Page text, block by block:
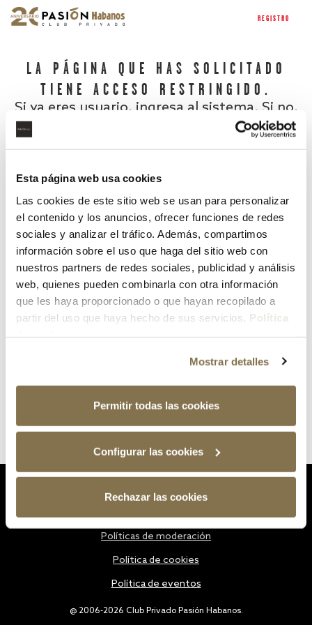
Esta página web usa cookies
Las cookies de este sitio web se usan para personalizar
el contenido y los anuncios, ofrecer funciones de redes
sociales y analizar el tráfico. Además, compartimos
información sobre el uso que haga del sitio web con
nuestros partners de redes sociales, publicidad y análisis
web, quienes pueden combinarla con otra información
que les haya proporcionado o que hayan recopilado a
partir del uso que haya hecho de sus servicios. Política
Mostrar detalles
Permitir todas las cookies
Configurar las cookies
Rechazar las cookies
REGISTRO
LA PÁGINA QUE HAS SOLICITADO
TIENE ACCESO RESTRINGIDO.
Si ya eres usuario, ingresa al sistema. Si no,
¿Has olvidado tu contraseña?
@ 2006-2026 Club Privado Pasión Habanos.
Políticas de moderación
Política de cookies
Política de eventos